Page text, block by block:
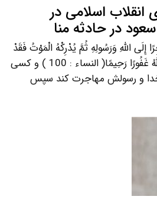
انقلاب اسلامی در
در حادثه منا
اللَّهِ وَرَسُولِهِ ثُمَّ یُدْرِکْهُ الْمَوْتُ فَقَدْ
وَقَعَ أَجْرُهُ عَلَی اللَّهِ وَکَانَ اللَّهُ غَفُورًا رَحِیمًا( النساء : 100 ) و کسی
و رسولش مهاجرت کند سپس